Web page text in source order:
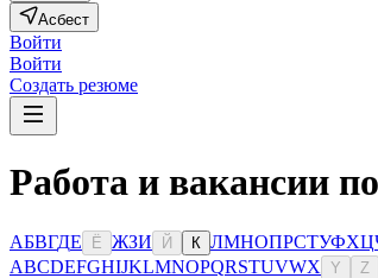
Асбест
Войти
Войти
Создать резюме
Работа и вакансии
АБВГДЕ Ё ЖЗИ Й К ЛМНОПРСТУФХЦ
ABCDEFGHIJKLMNOPQRSTUVWX Y Z